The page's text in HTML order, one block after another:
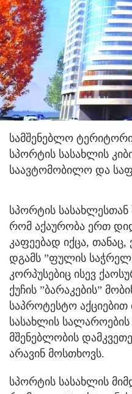
სამშენებლო
სპორტის სასახლის
საავტომობილო და
სპორტის სასახლესთან
რომ აქაურობა ერთ
კაფეებად იქცა, თანაც,
დგამს ”ფულის
კორპუსებიც ისევ
ქუჩის ”ბარაკების”
საპროტესტო აქციებით
სასახლის
მშენებლობის
არავინ მოსთხოვს.
სპორტის სასახლის